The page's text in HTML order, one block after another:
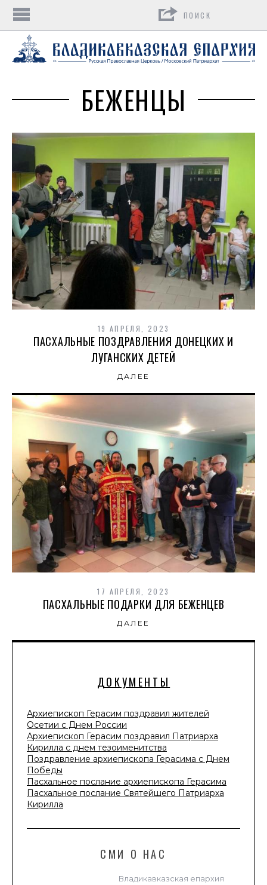
ДОКУМЕНТЫ
Архиепископ Герасим поздравил жителей
Осетии с Днем России
Архиепископ Герасим поздравил Патриарха
Кирилла с днем тезоименитства
Поздравление архиепископа Герасима с Днем
Победы
Пасхальное послание архиепископа Герасима
Пасхальное послание Святейшего Патриарха
Кирилла
СМИ О НАС
Владикавказская епархия
БЕЖЕНЦЫ
19 АПРЕЛЯ, 2023
ПАСХАЛЬНЫЕ ПОЗДРАВЛЕНИЯ ДОНЕЦКИХ И
ЛУГАНСКИХ ДЕТЕЙ
ДАЛЕЕ
17 АПРЕЛЯ, 2023
ПАСХАЛЬНЫЕ ПОДАРКИ ДЛЯ БЕЖЕНЦЕВ
ДАЛЕЕ